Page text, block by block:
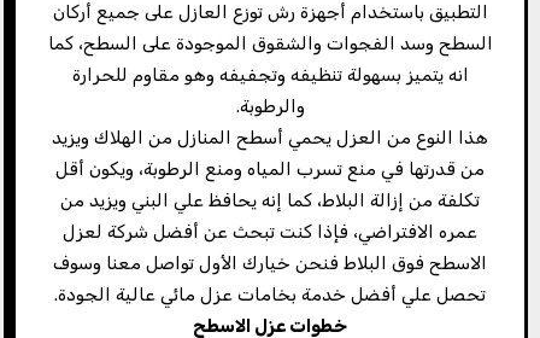
التطبيق باستخدام أجهزة رش توزع العازل على جميع أركان
السطح وسد الفجوات والشقوق الموجودة على السطح، كما
انه يتميز بسهولة تنظيفه وتجفيفه وهو مقاوم للحرارة
والرطوبة.
هذا النوع من العزل يحمي أسطح المنازل من الهلاك ويزيد
من قدرتها في منع تسرب المياه ومنع الرطوبة، ويكون أقل
تكلفة من إزالة البلاط، كما إنه يحافظ علي البني ويزيد من
عمره الافتراضي، فإذا كنت تبحث عن أفضل شركة لعزل
الاسطح فوق البلاط فنحن خيارك الأول تواصل معنا وسوف
تحصل علي أفضل خدمة بخامات عزل مائي عالية الجودة.
خطوات عزل الاسطح